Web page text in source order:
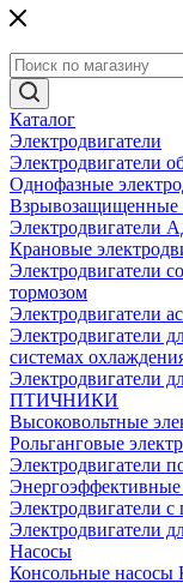
Каталог
Электродвигатели
Электродвигатели
Однофазные
Взрывозащищенные
Электродвигатели
Крановые
Электродвигатели
тормозом
Электродвигатели
Электродвигатели
системах
Электродвигатели
ПТИЧНИКИ
Высоковольтные
Рольганговые
Электродвигатели
Энергоэффективные
Электродвигатели
Электродвигатели
Насосы
Консольные